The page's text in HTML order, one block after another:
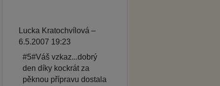
Lucka Kratochvílová –
6.5.2007 19:23
#5#Váš vzkaz...dobrý
den díky kockrát za
pěknou přípravu dostala